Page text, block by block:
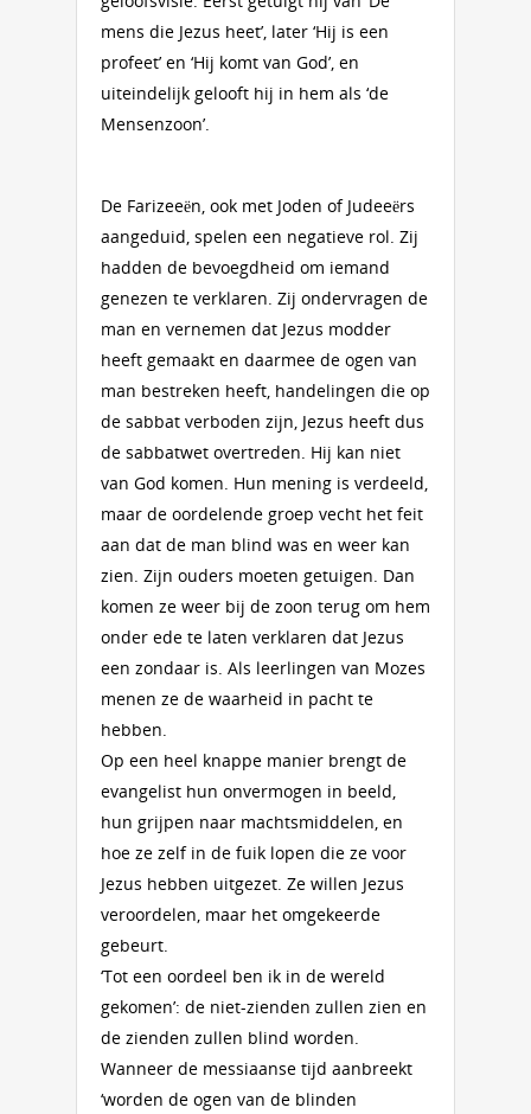
mens die Jezus heet’, later ‘Hij is een
profeet’ en ‘Hij komt van God’, en
uiteindelijk gelooft hij in hem als ‘de
Mensenzoon’.
De Farizeeën, ook met Joden of Judeeërs
aangeduid, spelen een negatieve rol. Zij
hadden de bevoegdheid om iemand
genezen te verklaren. Zij ondervragen de
man en vernemen dat Jezus modder
heeft gemaakt en daarmee de ogen van
man bestreken heeft, handelingen die op
de sabbat verboden zijn, Jezus heeft dus
de sabbatwet overtreden. Hij kan niet
van God komen. Hun mening is verdeeld,
maar de oordelende groep vecht het feit
aan dat de man blind was en weer kan
zien. Zijn ouders moeten getuigen. Dan
komen ze weer bij de zoon terug om hem
onder ede te laten verklaren dat Jezus
een zondaar is. Als leerlingen van Mozes
menen ze de waarheid in pacht te
hebben.
Op een heel knappe manier brengt de
evangelist hun onvermogen in beeld,
hun grijpen naar machtsmiddelen, en
hoe ze zelf in de fuik lopen die ze voor
Jezus hebben uitgezet. Ze willen Jezus
veroordelen, maar het omgekeerde
gebeurt.
‘Tot een oordeel ben ik in de wereld
gekomen’: de niet-zienden zullen zien en
de zienden zullen blind worden.
Wanneer de messiaanse tijd aanbreekt
‘worden de ogen van de blinden